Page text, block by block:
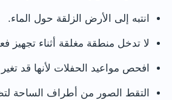
انتبه إلى الأرض الزلقة حول الماء.
لا تدخل منطقة مغلقة أثناء تجهيز
افحص مواعيد الحفلات لأنها قد
التقط الصور من أطراف الساحة